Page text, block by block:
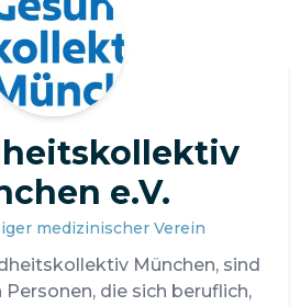
e.V.
medizinischer Verein
München, sind
Personen, die sich beruflich,